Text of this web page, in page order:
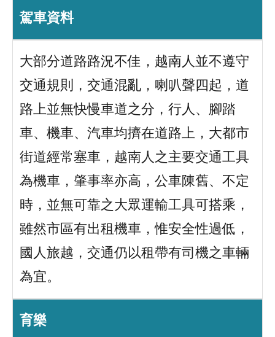
駕車資料
大部分道路路況不佳，越南人並不遵守
交通規則，交通混亂，喇叭聲四起，道
路上並無快慢車道之分，行人、腳踏
車、機車、汽車均擠在道路上，大都市
街道經常塞車，越南人之主要交通工具
為機車，肇事率亦高，公車陳舊、不定
時，並無可靠之大眾運輸工具可搭乘，
雖然市區有出租機車，惟安全性過低，
國人旅越，交通仍以租帶有司機之車輛
為宜。
育樂